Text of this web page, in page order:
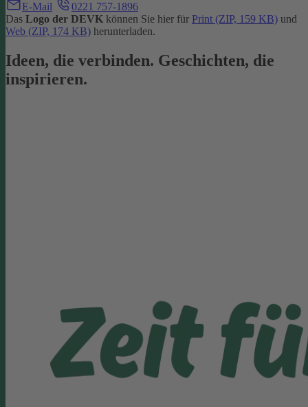
E-Mail
0221 757-1896
Das Logo der DEVK können Sie hier für Print (ZIP, 159 KB) und
Web (ZIP, 174 KB) herunterladen.
Ideen, die verbinden. Geschichten, die
inspirieren.